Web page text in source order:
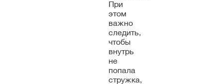
При
этом
важно
следить,
чтобы
внутрь
не
попала
стружка,